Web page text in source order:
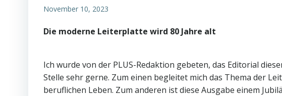
November 10, 2023
Die moderne Leiterplatte wird 80 Jahre alt
Ich wurde von der PLUS-Redaktion gebeten, das Editorial
Stelle sehr gerne. Zum einen begleitet mich das Thema der
beruflichen Leben. Zum anderen ist diese Ausgabe einem